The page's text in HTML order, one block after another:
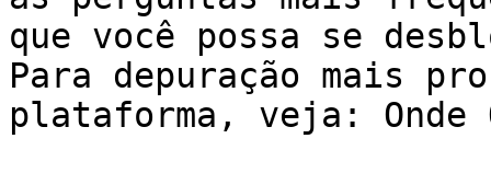
que você possa se
Para depuração mais
plataforma, veja: Onde